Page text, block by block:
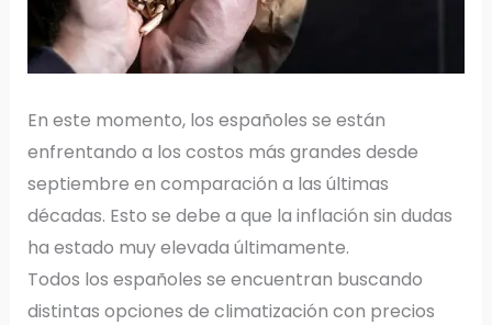
En este momento, los españoles se están
enfrentando a los costos más grandes desde
septiembre en comparación a las últimas
décadas. Esto se debe a que la inflación sin dudas
ha estado muy elevada últimamente.
Todos los españoles se encuentran buscando
distintas opciones de climatización con precios